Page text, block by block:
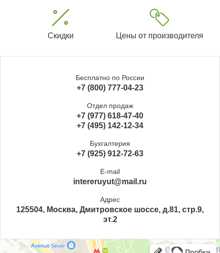
Скидки Цены от производителя
Бесплатно по России
+7 (800) 777-04-23
Отдел продаж
+7 (977) 618-47-40
+7 (495) 142-12-34
Бухгалтерия
+7 (925) 912-72-63
E-mail
intereruyut@mail.ru
Адрес
125504, Москва, Дмитровское шоссе, д.81, стр.9,
эт.2